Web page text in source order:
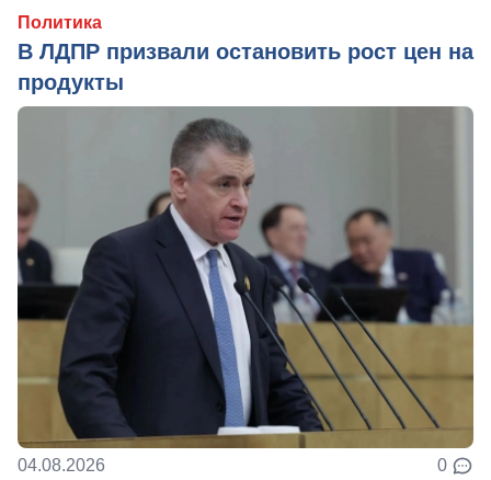
Политика
В ЛДПР призвали остановить рост цен на
продукты
04.08.2026 0